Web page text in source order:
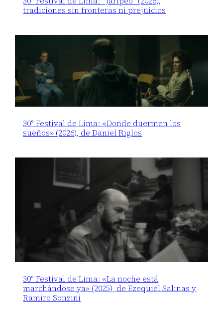
tradiciones sin fronteras ni prejuicios
30° Festival de Lima: «Donde duermen los
sueños» (2026), de Daniel Riglos
30° Festival de Lima: «La noche está
marchándose ya» (2025), de Ezequiel Salinas y
Ramiro Sonzini